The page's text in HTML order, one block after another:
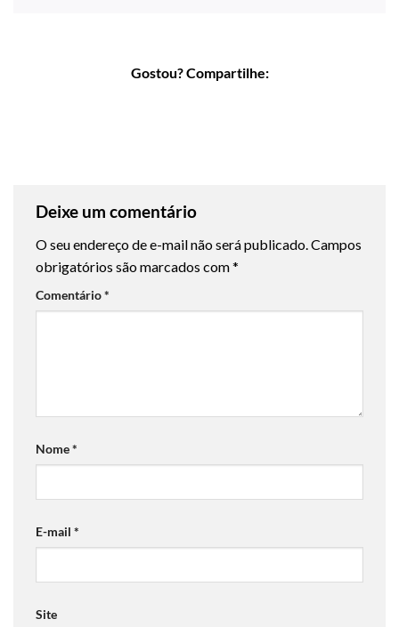
Gostou? Compartilhe:
Deixe um comentário
O seu endereço de e-mail não será publicado.Campos
obrigatórios são marcados com*
Comentário*
Nome*
E-mail *
Site